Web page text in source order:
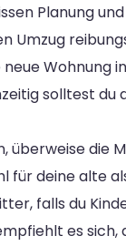
Planung
Umzug
Wohnung
solltest
überweise die
deine alte
falls du
es